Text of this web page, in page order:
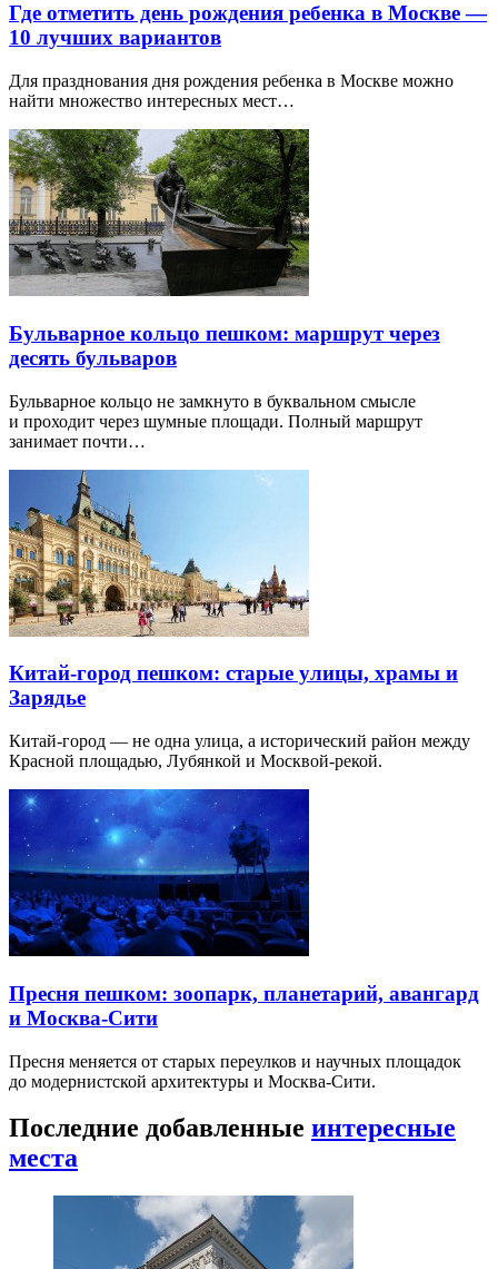
Где отметить день рождения ребенка в Москве —
10 лучших вариантов
Для празднования дня рождения ребенка в Москве можно
найти множество интересных мест…
Бульварное кольцо пешком: маршрут через
десять бульваров
Бульварное кольцо не замкнуто в буквальном смысле
и проходит через шумные площади. Полный маршрут
занимает почти…
Китай-город пешком: старые улицы, храмы и
Зарядье
Китай-город — не одна улица, а исторический район между
Красной площадью, Лубянкой и Москвой-рекой.
Пресня пешком: зоопарк, планетарий, авангард
и Москва-Сити
Пресня меняется от старых переулков и научных площадок
до модернистской архитектуры и Москва-Сити.
Последние добавленные интересные
места